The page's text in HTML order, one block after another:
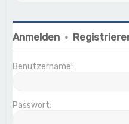
Anmelden •
Benutzername:
Passwort: